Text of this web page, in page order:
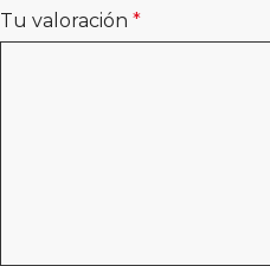
Tu valoración *